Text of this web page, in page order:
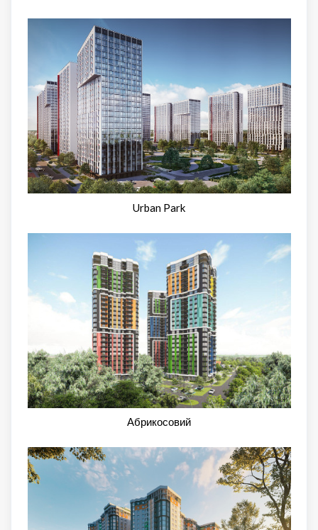
Urban Park
Абрикосовий